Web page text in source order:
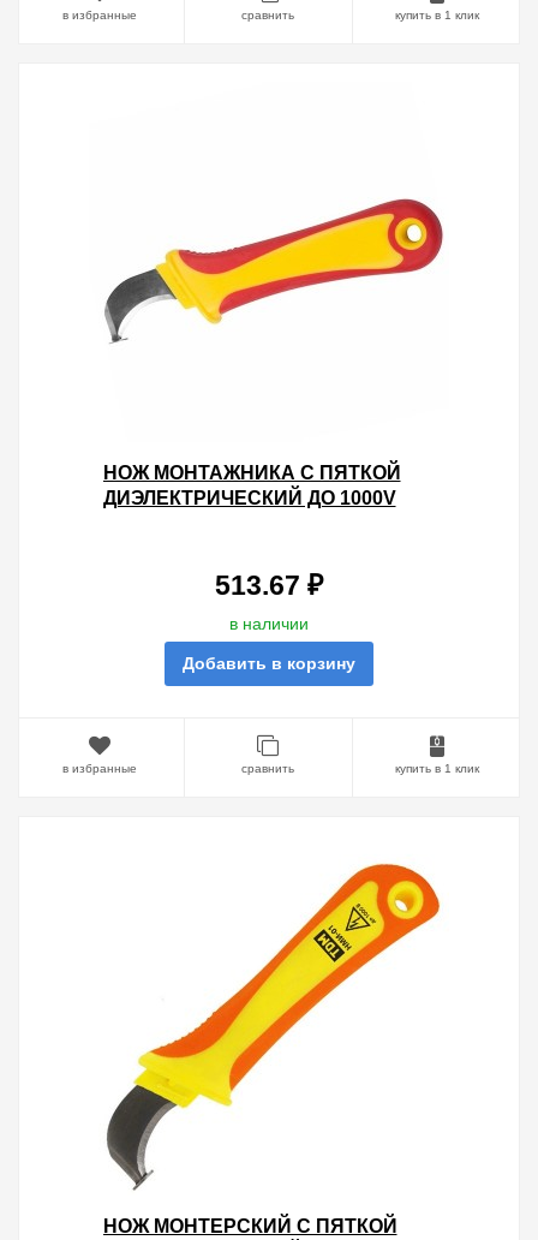
в избранные сравнить купить в 1 клик
НОЖ МОНТАЖНИКА С ПЯТКОЙ
ДИЭЛЕКТРИЧЕСКИЙ ДО 1000V
513.67 ₽
в наличии
Добавить в корзину
в избранные сравнить купить в 1 клик
НОЖ МОНТЕРСКИЙ С ПЯТКОЙ